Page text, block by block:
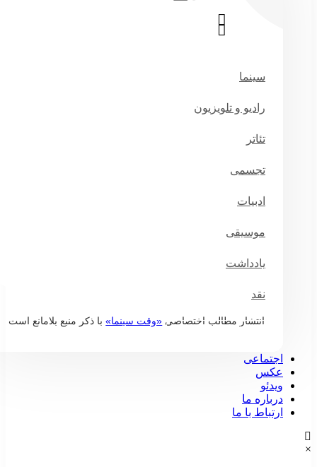
سینما
رادیو و تلویزیون
تئاتر
تجسمی
ادبیات
موسیقی
یادداشت
نقد
انتشار مطالب اختصاصی«وقت سینما»با ذکر منبع بلامانع است
درباره وقت سینما
اجتماعی
عکس
ویدئو
درباره ما
ارتباط با ما